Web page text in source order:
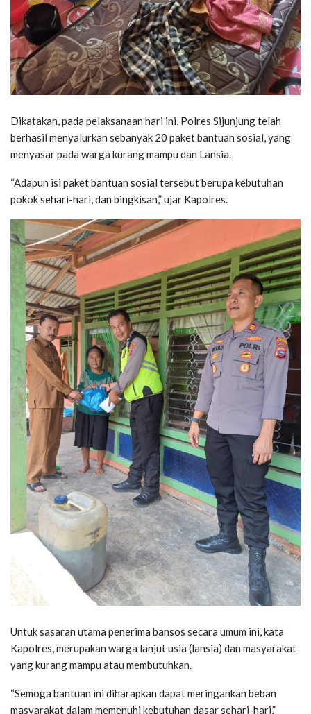
Dikatakan, pada pelaksanaan hari ini, Polres Sijunjung telah
berhasil menyalurkan sebanyak 20 paket bantuan sosial, yang
menyasar pada warga kurang mampu dan Lansia.
“Adapun isi paket bantuan sosial tersebut berupa kebutuhan
pokok sehari-hari, dan bingkisan,” ujar Kapolres.
Untuk sasaran utama penerima bansos secara umum ini, kata
Kapolres, merupakan warga lanjut usia (lansia) dan masyarakat
yang kurang mampu atau membutuhkan.
“Semoga bantuan ini diharapkan dapat meringankan beban
masyarakat dalam memenuhi kebutuhan dasar sehari-hari,”